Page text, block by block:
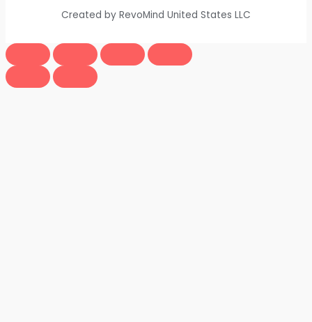
Created by RevoMind United States LLC